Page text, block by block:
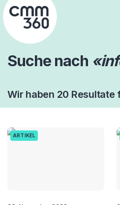
Skip
to
content
Suche nach
Wir haben 20 Resultate
ARTIKEL